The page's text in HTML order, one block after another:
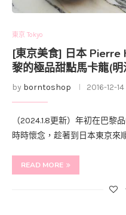
東京 Tokyo
[東京美食] 日本
黎的極品甜點馬卡龍(
by borntoshop 2016-12-14
（2024.1.8更新）年初在巴黎
時時懷念，趁著到日本東京來
READ MORE